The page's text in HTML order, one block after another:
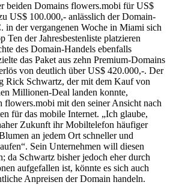
beiden Domains flowers.mobi für US$
US$ 100.000,- anlässlich der Domain-
in der vergangenen Woche in Miami sich
Ten der Jahresbestenliste platzieren
des Domain-Handels ebenfalls
das Paket aus zehn Premium-Domains
von deutlich über US$ 420.000,-. Der
Rick Schwartz, der mit dem Kauf von
Millionen-Deal landen konnte,
flowers.mobi mit den seiner Ansicht nach
für das mobile Internet. „Ich glaube,
Zukunft ihr Mobiltelefon häufiger
an jedem Ort schneller und
Sein Unternehmen will diesen
da Schwartz bisher jedoch eher durch
aufgefallen ist, könnte es sich auch
Anpreisen der Domain handeln.